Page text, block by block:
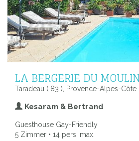
LA BERGERIE DU
Taradeau ( 83 ), Provence-Alpes-Côte
Kesaram & Bertrand
Guesthouse Gay-Friendly
5 Zimmer • 14 pers. max.